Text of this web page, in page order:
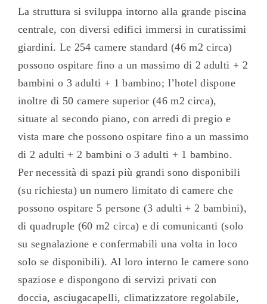
La struttura si sviluppa intorno alla grande piscina
centrale, con diversi edifici immersi in curatissimi
giardini. Le 254 camere standard (46 m2 circa)
possono ospitare fino a un massimo di 2 adulti + 2
bambini o 3 adulti + 1 bambino; l’hotel dispone
inoltre di 50 camere superior (46 m2 circa),
situate al secondo piano, con arredi di pregio e
vista mare che possono ospitare fino a un massimo
di 2 adulti + 2 bambini o 3 adulti + 1 bambino.
Per necessità di spazi più grandi sono disponibili
(su richiesta) un numero limitato di camere che
possono ospitare 5 persone (3 adulti + 2 bambini),
di quadruple (60 m2 circa) e di comunicanti (solo
su segnalazione e confermabili una volta in loco
solo se disponibili). Al loro interno le camere sono
spaziose e dispongono di servizi privati con
doccia, asciugacapelli, climatizzatore regolabile,